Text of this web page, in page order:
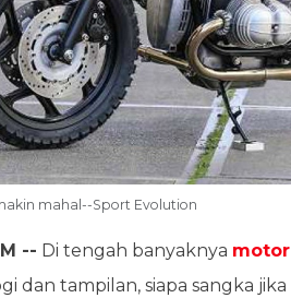
mahal--Sport Evolution
-- Di tengah banyaknya motor
dan tampilan, siapa sangka jika